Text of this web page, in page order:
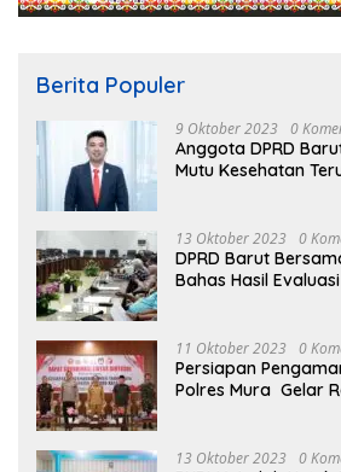
Berita Populer
9 Oktober 2023 0
Anggota DPRD
Mutu Kesehatan
13 Oktober 2023 0
DPRD Barut
Bahas Hasil
11 Oktober 2023 0
Persiapan
Polres Mura Gelar
13 Oktober 2023 0